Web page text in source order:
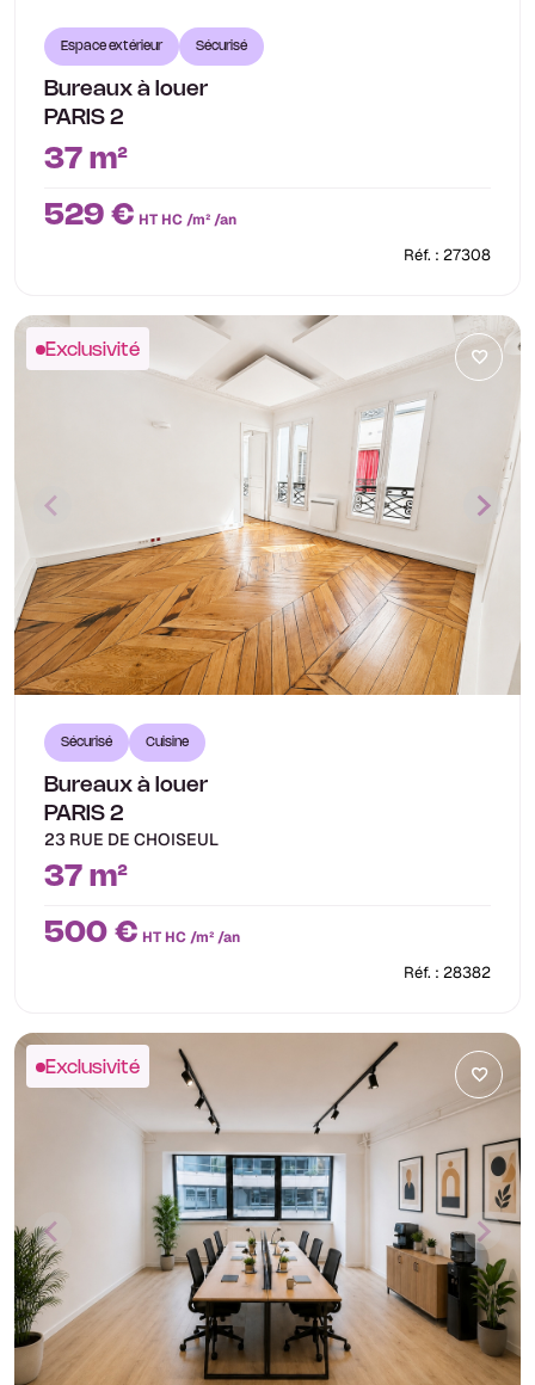
Espace extérieur Sécurisé
Bureaux à louer
PARIS 2
37 m²
529 € HT HC /m² /an
Réf. : 27308
Exclusivité
Sécurisé Cuisine
Bureaux à louer
PARIS 2
23 RUE DE CHOISEUL
37 m²
500 € HT HC /m² /an
Réf. : 28382
Exclusivité